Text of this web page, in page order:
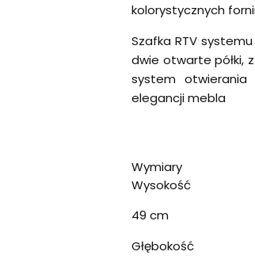
kolorystycznych
Szafka RTV systemu
dwie otwarte półki,
system
elegancji mebla
Wymiary
Wysokość
49 cm
Głębokość